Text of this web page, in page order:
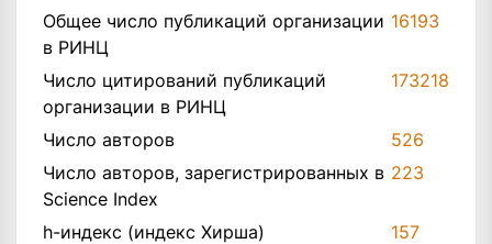
Общее число публикаций организации
в РИНЦ
16193
Число цитирований публикаций
организации в РИНЦ
173218
Число авторов
526
Число авторов, зарегистрированных в
Science Index
223
h-индекс (индекс Хирша)
157